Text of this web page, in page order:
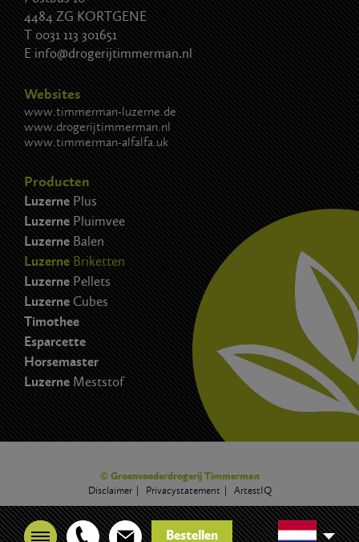
Bestellen
4484 ZG KORTGENE
T 0031 113 301651
E info@drogerijtimmerman.nl
Websites
www.timmerman-luzerne.de
www.drogerijtimmerman.nl
www.timmerman-alfalfa.uk
Producten
Luzerne Plus
Luzerne Pluimvee
Luzerne Balen
Luzerne Briketten
Luzerne Pellets
Luzerne Cubes
Timothee
Esparcette
Horsemaster
Luzerne Meststof
© Groenvoederdrogerij Timmerman
Disclaimer
Privacystatement ArtestIQ